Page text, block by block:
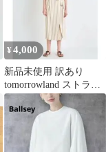
¥4,000
新品未使用 訳あり
tomorrowland ストライ
プ スカート